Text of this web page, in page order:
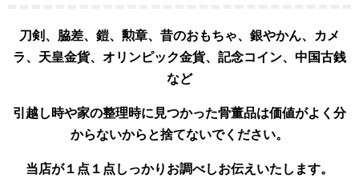
刀剣、脇差、鎧、勲章、昔のおもちゃ、銀やかん、カメ
ラ、天皇金貨、オリンピック金貨、記念コイン、中国古銭
など
引越し時や家の整理時に見つかった骨董品は価値がよく分
からないからと捨てないでください。
当店が１点１点しっかりお調べしお伝えいたします。